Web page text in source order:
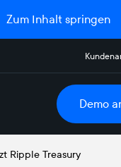
Zum Inhalt springen
Demo
Ripple Treasury